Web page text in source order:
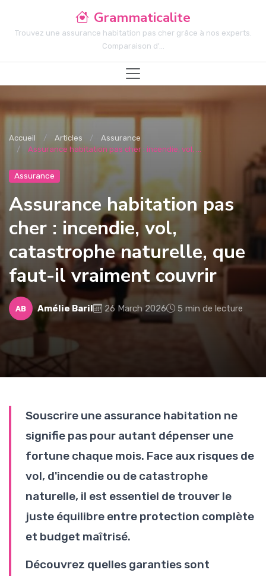
Grammaticalite
Trouvez une assurance habitation pas cher grâce à nos experts.
Comparaison d'...
Accueil Articles
Assurance
Assurance habitation pas cher : incendie, vol, ...
Assurance
Assurance habitation pas
cher : incendie, vol,
catastrophe naturelle, que
faut-il vraiment couvrir
AB Amélie Baril 26 March 2026 5 min de lecture
Souscrire une assurance habitation ne
signifie pas pour autant dépenser une
fortune chaque mois. Face aux risques de
vol, d'incendie ou de catastrophe
naturelle, il est essentiel de trouver le
juste équilibre entre protection complète
et budget maîtrisé.
Découvrez quelles garanties sont